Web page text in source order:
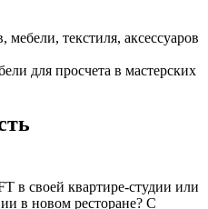
текстиля, аксессуаров
для просчета в мастерских
в своей квартире-студии или
в новом ресторане? С